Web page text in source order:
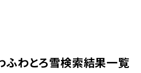
掃除機
ふわとろ雪検索結果一覧